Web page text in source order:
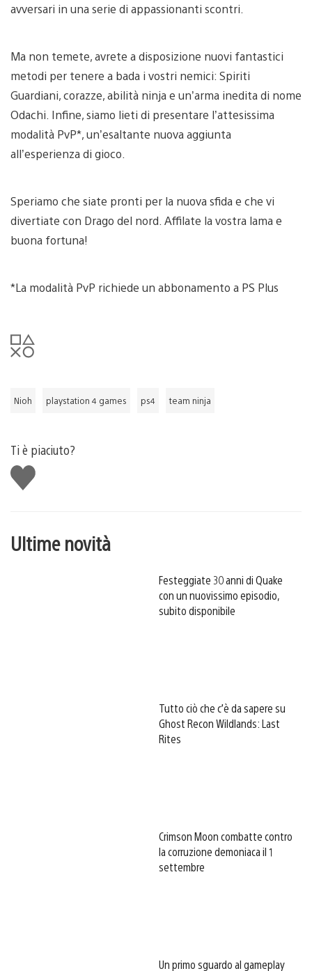
avversari in una serie di appassionanti scontri.
Ma non temete, avrete a disposizione nuovi fantastici
metodi per tenere a bada i vostri nemici: Spiriti
Guardiani, corazze, abilità ninja e un’arma inedita di nome
Odachi. Infine, siamo lieti di presentare l’attesissima
modalità PvP*, un’esaltante nuova aggiunta
all’esperienza di gioco.
Speriamo che siate pronti per la nuova sfida e che vi
divertiate con Drago del nord. Affilate la vostra lama e
buona fortuna!
*La modalità PvP richiede un abbonamento a PS Plus
Nioh playstation 4 games ps4 team ninja
Ti è piaciuto?
Mi
piace
Ultime novità
Festeggiate 30 anni di Quake
con un nuovissimo episodio,
subito disponibile
Tutto ciò che c’è da sapere su
Ghost Recon Wildlands: Last
Rites
Crimson Moon combatte contro
la corruzione demoniaca il 1
settembre
Un primo sguardo al gameplay